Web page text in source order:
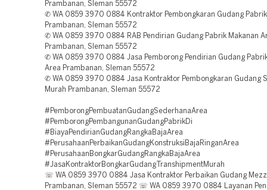
Prambanan, Sleman 55572
✆ WA 0859 3970 0884 Kontraktor Pembongkaran Gudang
Prambanan, Sleman 55572
✆ WA 0859 3970 0884 RAB Pendirian Gudang Pabrik Makanan
Prambanan, Sleman 55572
✆ WA 0859 3970 0884 Jasa Pemborong Pendirian Gudang
Area Prambanan, Sleman 55572
✆ WA 0859 3970 0884 Jasa Kontraktor Pembongkaran Gudang
Murah Prambanan, Sleman 55572
#PemborongPembuatanGudangSederhanaArea
#PemborongPembangunanGudangPabrikDi
#BiayaPendirianGudangRangkaBajaArea
#PerusahaanPerbaikanGudangKonstruksiBajaRinganArea
#PerusahaanBongkarGudangRangkaBajaArea
#JasaKontraktorBongkarGudangTranshipmentMurah
☏ WA 0859 3970 0884 Jasa Kontraktor Perbaikan Gudang
Prambanan, Sleman 55572 ☏ WA 0859 3970 0884 Layanan